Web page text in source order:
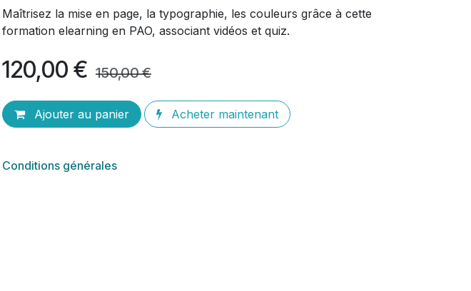
Maîtrisez la mise en page, la typographie, les couleurs grâce à cette
formation elearning en PAO, associant vidéos et quiz.
120,00 € 150,00€
Ajouter au panier Acheter maintenant
Conditions générales